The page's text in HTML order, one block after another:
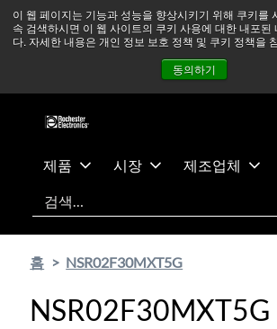
이 웹 페이지는 기능과 성능을 향상시키기 위해 쿠키를
속 검색하시면 이 웹 사이트의 쿠키 사용에 대한 내포된
다. 자세한 내용은 개인 정보 보호 정책 및 쿠키 정책을
동의하기
츠
건
중동 지역 상황을 지속적으로 주시하고 있
정상적으로 운영되고 있습니다. 더
뉴스
문의하기
제품 시장 제조업체
검색
홈 NSR02F30MXT5G
NSR02F30MXT5G